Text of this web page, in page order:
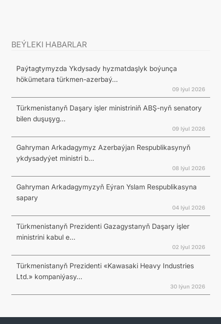
BEÝLEKI HABARLAR
Paýtagtymyzda Ykdysady hyzmatdaşlyk boýunça
hökümetara türkmen-azerbaý...
09 Iýul 2026
Türkmenistanyň Daşary işler ministriniň ABŞ-nyň senatory
bilen duşuşyg...
09 Iýul 2026
Gahryman Arkadagymyz Azerbaýjan Respublikasynyň
ykdysadyýet ministri b...
08 Iýul 2026
Gahryman Arkadagymyzyň Eýran Yslam Respublikasyna
sapary
04 Iýul 2026
Türkmenistanyň Prezidenti Gazagystanyň Daşary işler
ministrini kabul e...
02 Iýul 2026
Türkmenistanyň Prezidenti «Kawasaki Heavy Industries
Ltd.» kompaniýasy...
30 Iýun 2026